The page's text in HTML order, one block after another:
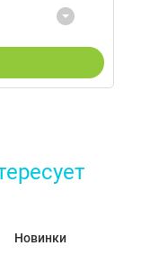
Новинки